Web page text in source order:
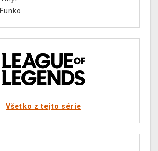
Funko
Všetko z tejto série